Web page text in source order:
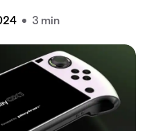
3 min